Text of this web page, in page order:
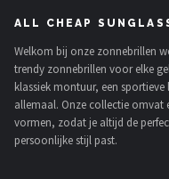
Guess
Maesy
Fako Sunglasses®
ALL CHEAP
Welkom bij onze zonnebrillen
trendy zonnebrillen voor elke
klassiek montuur, een
allemaal. Onze collectie omvat
vormen, zodat je altijd de
persoonlijke stijl past.